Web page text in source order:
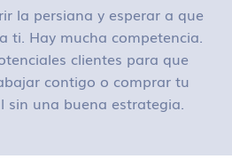
la persiana y esperar a que
ti. Hay mucha competencia.
clientes para que
contigo o comprar tu
sin una buena estrategia.